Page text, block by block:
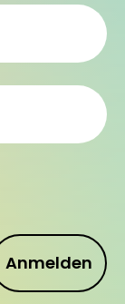
Anmelden